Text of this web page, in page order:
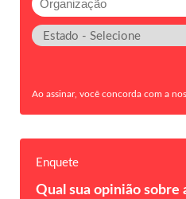
Ao assinar, você concorda com a
Enquete
Qual sua opinião sobre